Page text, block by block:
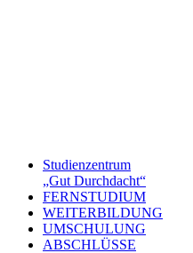
Studienzentrum
„Gut Durchdacht“
FERNSTUDIUM
WEITERBILDUNG
UMSCHULUNG
ABSCHLÜSSE